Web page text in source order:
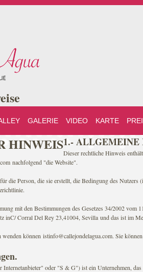
GALERIE VIDEO KARTE
HINWEIS1.-
Dieser rechtliche Hinweis
nachfolgend "die Website".
die Person, die sie erstellt, die Bedingung des
mit den Bestimmungen des Gesetzes 34/2002
inC/ Corral Del Rey 23,41004, Sevilla und das ist im
können istinfo@callejondelagua.com. Sie
oder "S & G") ist ein Unternehmen,